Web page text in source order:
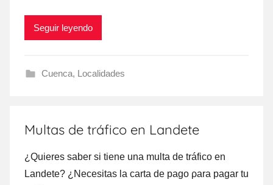
Seguir leyendo
Cuenca, Localidades
Multas de tráfico en Landete
¿Quieres saber ѕi tiene una multa dе tráfico en
Landete? ¿Necesitas la carta dе pago ρara pagar tu